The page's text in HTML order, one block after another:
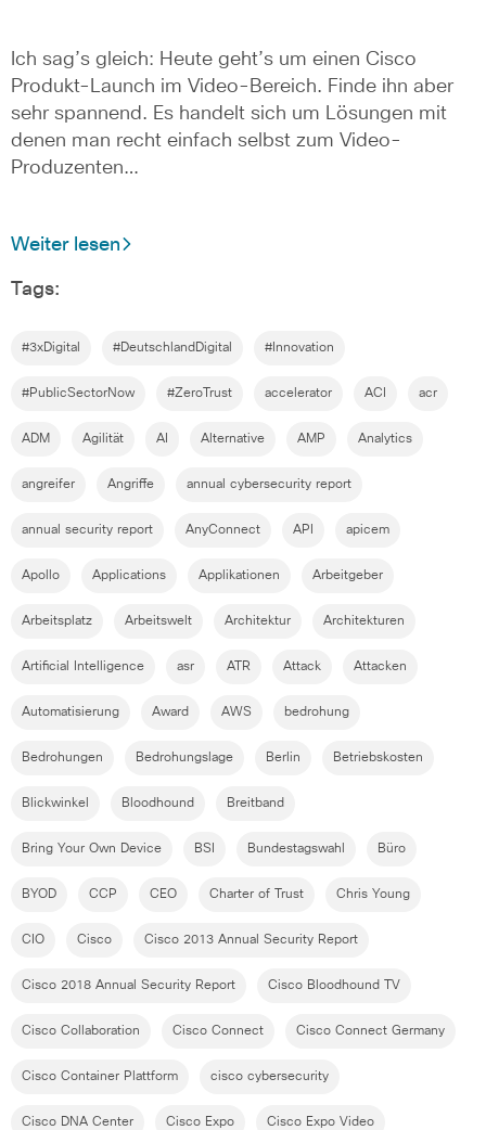
Ich sag’s gleich: Heute geht’s um einen Cisco
Produkt-Launch im Video-Bereich. Finde ihn aber
sehr spannend. Es handelt sich um Lösungen mit
denen man recht einfach selbst zum Video-
Produzenten…
Weiter lesen
Tags:
#3xDigital #DeutschlandDigital #Innovation
#PublicSectorNow #ZeroTrust accelerator ACI acr
ADM Agilität AI Alternative AMP Analytics
angreifer Angriffe annual cybersecurity report
annual security report AnyConnect API apicem
Apollo Applications Applikationen Arbeitgeber
Arbeitsplatz Arbeitswelt Architektur Architekturen
Artificial Intelligence asr ATR Attack Attacken
Automatisierung Award AWS bedrohung
Bedrohungen Bedrohungslage Berlin Betriebskosten
Blickwinkel Bloodhound Breitband
Bring Your Own Device BSI Bundestagswahl Büro
BYOD CCP CEO Charter of Trust Chris Young
CIO Cisco Cisco 2013 Annual Security Report
Cisco 2018 Annual Security Report Cisco Bloodhound TV
Cisco Collaboration Cisco Connect Cisco Connect Germany
Cisco Container Plattform cisco cybersecurity
Cisco DNA Center Cisco Expo Cisco Expo Video